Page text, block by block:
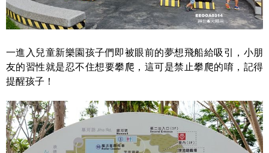
一進入兒童新樂園孩子們即被眼前的夢想飛船給吸引，小朋
友的習性就是忍不住想要攀爬，這可是禁止攀爬的唷，記得
提醒孩子！